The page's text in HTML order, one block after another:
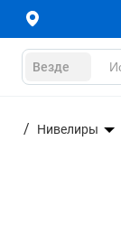
Везде
Нивелиры